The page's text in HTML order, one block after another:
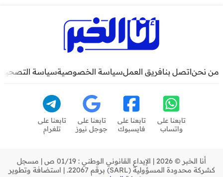
من نحناتصل بنافريق العملسياسة الخصوصيةسياسة التصحيح
تابعنا على
واتساب
تابعنا على
فايسبوك
تابعنا على
جوجل نيوز
تابعنا على
تلغرام
أنا الخبر © 2026 | الإيداع القانوني الوطني : 01/19 ص | مسجل
كشركة محدودة المسؤولية (SARL) برقم 22067. | استضافة وتطوير